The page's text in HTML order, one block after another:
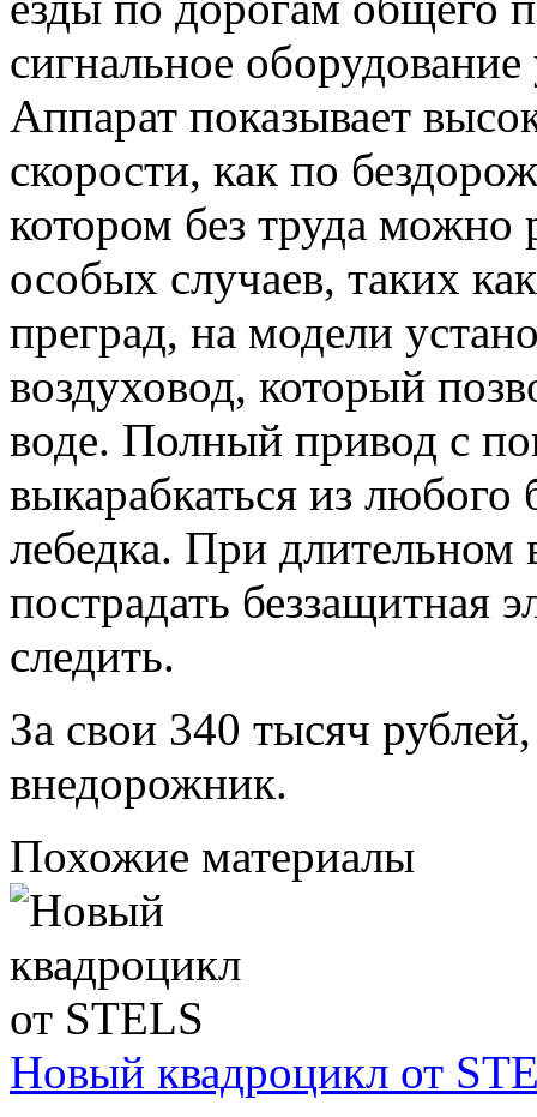
сигнальное
Аппарат показывает
скорости, как по
котором без труда можно
особых случаев, таких
преград, на модели
воздуховод, который
воде. Полный привод с
выкарабкаться из
лебедка. При длительном
пострадать беззащитная
следить.
За свои 340 тысяч
внедорожник.
Похожие материалы
Новый квадроцикл от